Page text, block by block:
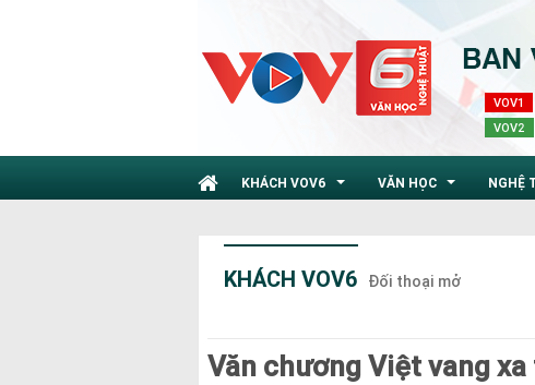
VOV1
VOV2
KHÁCH VOV6 VĂN HỌC NGHỆ
KHÁCH VOV6 Đối thoại mở
Văn chương Việt vang